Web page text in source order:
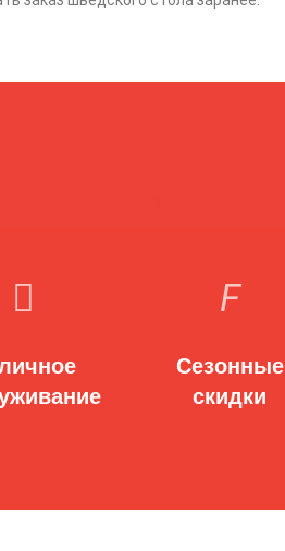
Сезонные
скидки